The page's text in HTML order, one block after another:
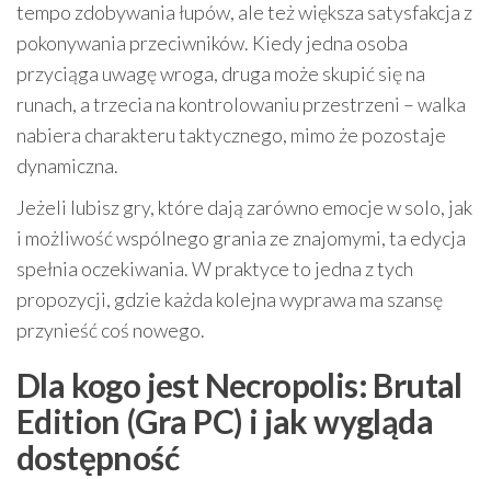
tempo zdobywania łupów, ale też większa satysfakcja z
pokonywania przeciwników. Kiedy jedna osoba
przyciąga uwagę wroga, druga może skupić się na
runach, a trzecia na kontrolowaniu przestrzeni – walka
nabiera charakteru taktycznego, mimo że pozostaje
dynamiczna.
Jeżeli lubisz gry, które dają zarówno emocje w solo, jak
i możliwość wspólnego grania ze znajomymi, ta edycja
spełnia oczekiwania. W praktyce to jedna z tych
propozycji, gdzie każda kolejna wyprawa ma szansę
przynieść coś nowego.
Dla kogo jest Necropolis: Brutal
Edition (Gra PC) i jak wygląda
dostępność